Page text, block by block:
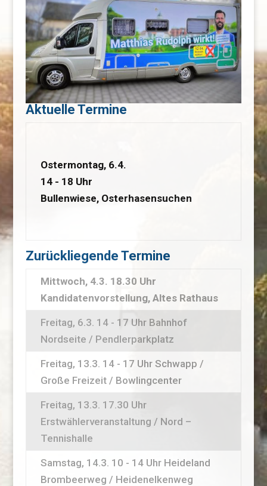
Aktuelle Termine
Ostermontag, 6.4.
14 - 18 Uhr
Bullenwiese, Osterhasensuchen
Zurückliegende Termine
Mittwoch, 4.3. 18.30 Uhr
Kandidatenvorstellung, Altes Rathaus
Freitag, 6.3. 14 - 17 Uhr Bahnhof
Nordseite / Pendlerparkplatz
Freitag, 13.3. 14 - 17 Uhr Schwapp /
Große Freizeit / Bowlingcenter
Freitag, 13.3. 17.30 Uhr
Erstwählerveranstaltung / Nord –
Tennishalle
Samstag, 14.3. 10 - 14 Uhr Heideland
Brombeerweg / Heidenelkenweg